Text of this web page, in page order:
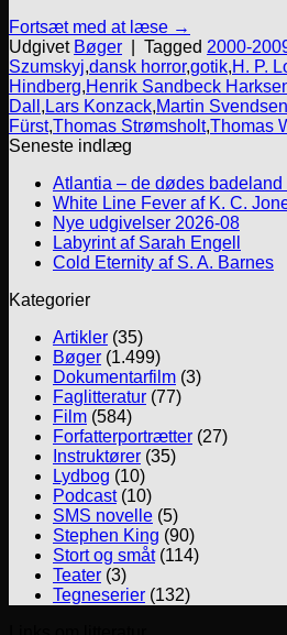
Fortsæt med at læse →
Udgivet Bøger Tagged 2000-
Szumskyj,dansk horror,gotik,H. P.
Hindberg,Henrik Sandbeck
Dall , Lars Konzack,Martin Svendsen
Fürst,Thomas Strømsholt,Thomas
Seneste indlæg
Atlantia – de dødes
White Line Fever af K. C.
Nye udgivelser 2026-08
Labyrint af Sarah Engell
Cold Eternity af S. A. Barnes
Kategorier
Artikler (35)
Bøger (1.499)
Dokumentarfilm (3)
Faglitteratur (77)
Film (584)
Forfatterportrætter (27)
Instruktører (35)
Lydbog (10)
Podcast(10)
SMS novelle (5)
Stephen King (90)
Stort og småt(114)
Teater (3)
Tegneserier (132)